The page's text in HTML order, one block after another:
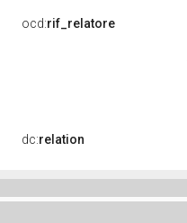
ocd:rif_relatore
dc:relation